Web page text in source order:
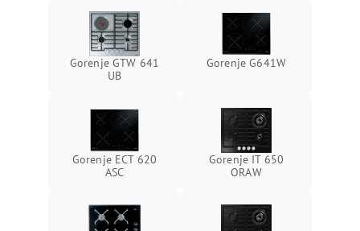
Gorenje GTW 641
UB
Gorenje G641W
Gorenje ECT 620
ASC
Gorenje IT 650
ORAW